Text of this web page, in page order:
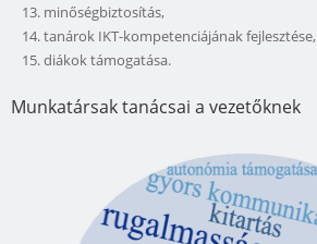
minőségbiztosítás,
tanárok IKT-kompetenciájának fejlesztése,
diákok támogatása.
Munkatársak tanácsai a vezetőknek